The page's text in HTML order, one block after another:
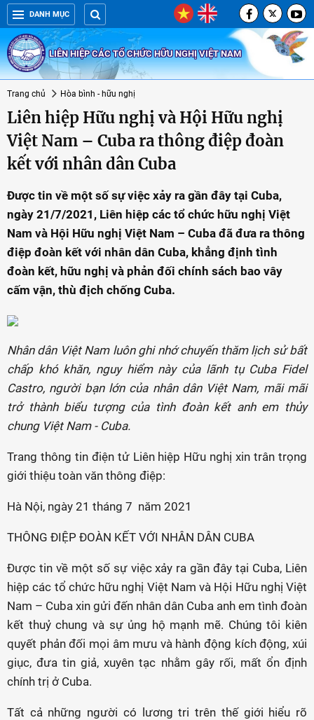
DANH MỤC
LIÊN HIỆP CÁC TỔ CHỨC HỮU NGHỊ VIỆT NAM
Trang chủ Hòa bình - hữu nghị
Liên hiệp Hữu nghị và Hội Hữu nghị
Việt Nam – Cuba ra thông điệp đoàn
kết với nhân dân Cuba
Được tin về một số sự việc xảy ra gần đây tại Cuba,
ngày 21/7/2021, Liên hiệp các tổ chức hữu nghị Việt
Nam và Hội Hữu nghị Việt Nam – Cuba đã đưa ra thông
điệp đoàn kết với nhân dân Cuba, khẳng định tình
đoàn kết, hữu nghị và phản đối chính sách bao vây
cấm vận, thù địch chống Cuba.
Nhân dân Việt Nam luôn ghi nhớ chuyến thăm lịch sử bất
chấp khó khăn, nguy hiểm này của lãnh tụ Cuba Fidel
Castro, người bạn lớn của nhân dân Việt Nam, mãi mãi
trở thành biểu tượng của tình đoàn kết anh em thủy
chung Việt Nam - Cuba.
Trang thông tin điện tử Liên hiệp Hữu nghị xin trân trọng
giới thiệu toàn văn thông điệp:
Hà Nội, ngày 21 tháng 7 năm 2021
THÔNG ĐIỆP ĐOÀN KẾT VỚI NHÂN DÂN CUBA
Được tin về một số sự việc xảy ra gần đây tại Cuba, Liên
hiệp các tổ chức hữu nghị Việt Nam và Hội Hữu nghị Việt
Nam – Cuba xin gửi đến nhân dân Cuba anh em tình đoàn
kết thuỷ chung và sự ủng hộ mạnh mẽ. Chúng tôi kiên
quyết phản đối mọi âm mưu và hành động kích động, xúi
giục, đưa tin giả, xuyên tạc nhằm gây rối, mất ổn định
chính trị ở Cuba.
Tất cả những người có lương tri trên thế giới hiểu rõ